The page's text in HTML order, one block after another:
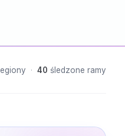
· 40 śledzone ramy